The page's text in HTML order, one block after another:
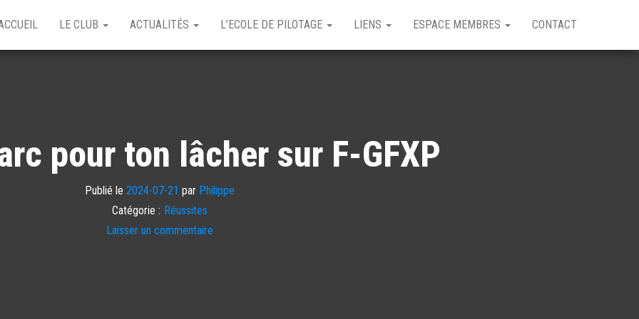
LE CLUB ACTUALITÉS L’ECOLE DE PILOTAGE LIENS ESPACE MEMBRES CONTACT
pour ton lâcher sur F-GFXP
Publié le 2024-07-21 par Philippe
Catégorie : Réussites
Laisser un commentaire